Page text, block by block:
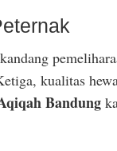
kualitas
Bandung